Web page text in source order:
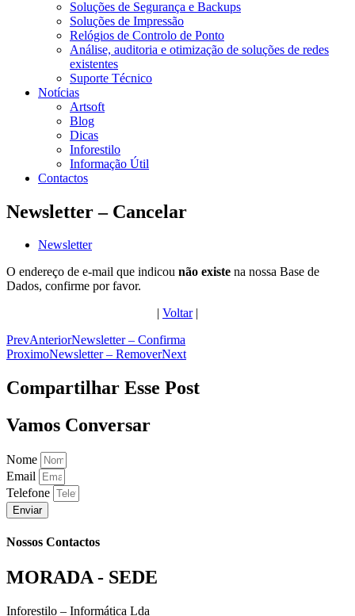
Soluções de Segurança e Backups
Soluções de Impressão
Relógios de Controlo de Ponto
Análise, auditoria e otimização de soluções de redes
existentes
Suporte Técnico
Notícias
Artsoft
Blog
Dicas
Inforestilo
Informação Útil
Contactos
Newsletter – Cancelar
Newsletter
O endereço de e-mail que indicou não existe na nossa Base de
Dados, confirme por favor.
| Voltar|
PrevAnteriorNewsletter – Confirma
ProximoNewsletter – RemoverNext
Compartilhar Esse Post
Vamos Conversar
Nome
Email
Telefone
Enviar
Nossos Contactos
MORADA - SEDE
Inforestilo – Informática Lda